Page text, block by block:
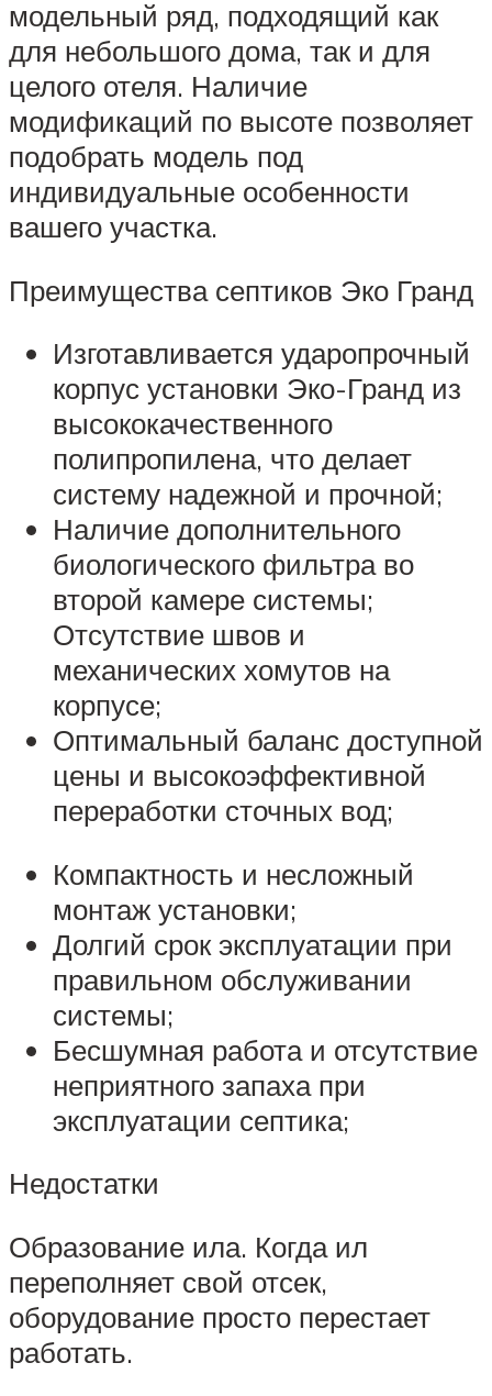
модельный ряд, подходящий как
для небольшого дома, так и для
целого отеля. Наличие
модификаций по высоте позволяет
подобрать модель под
индивидуальные особенности
вашего участка.
Преимущества септиков Эко Гранд
Изготавливается ударопрочный
корпус установки Эко-Гранд из
высококачественного
полипропилена, что делает
систему надежной и прочной;
Наличие дополнительного
биологического фильтра во
второй камере системы;
Отсутствие швов и
механических хомутов на
корпусе;
Оптимальный баланс доступной
цены и высокоэффективной
переработки сточных вод;
Компактность и несложный
монтаж установки;
Долгий срок эксплуатации при
правильном обслуживании
системы;
Бесшумная работа и отсутствие
неприятного запаха при
эксплуатации септика;
Недостатки
Образование ила. Когда ил
переполняет свой отсек,
оборудование просто перестает
работать.